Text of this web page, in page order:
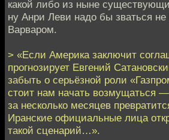
какой либо из ныне
ну Анри Леви надо бы зваться
Варваром.
> «Если Америка заключит
прогнозирует Евгений
забыть о серьёзной роли
стоит нам начать возмущаться
за несколько месяцев
Иранские официальные лица
такой сценарий…».